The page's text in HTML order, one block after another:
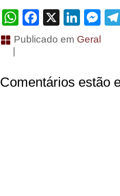
WhatsApp
Facebook
X
Publicado em Geral
Comentários estão